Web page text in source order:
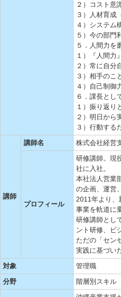
２）コスト意
３）人材育成
４）システム
５）今の部門
５．人間力を
１）『人間力
２）常に自分
３）相手のこ
４）自己制御
６．課長とし
１）振り返り
２）明日から
３）行動する
講師
講師名 株式会社経営
プロフィール
研修講師。現
社に入社。
本社法人営業
の企画、運営
2011年より、
事業を軌道に
研修講師とし
ント研修、ビ
ただの「セン
実践に基づい
対象
管理職
分野
階層別スキル